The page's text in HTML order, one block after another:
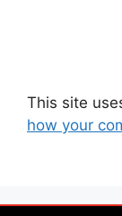
This site
how your